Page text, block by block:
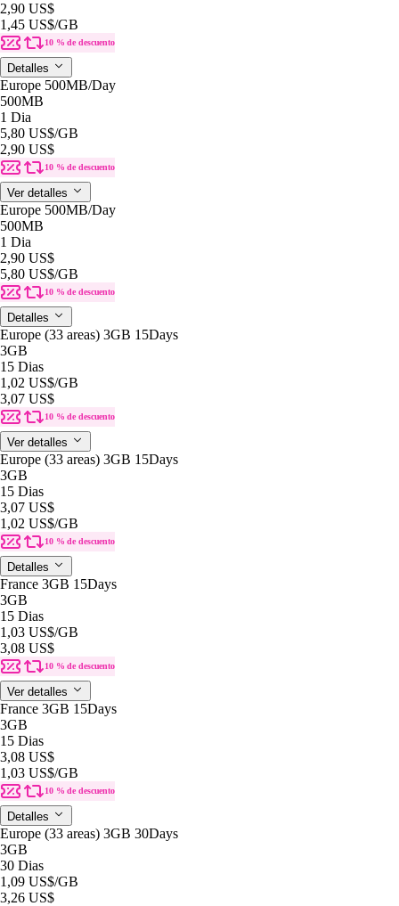
2,90 US$
1,45 US$/GB
10 % de descuento
Detalles
Europe 500MB/Day
500MB
1 Dia
5,80 US$/GB
2,90 US$
10 % de descuento
Ver detalles
Europe 500MB/Day
500MB
1 Dia
2,90 US$
5,80 US$/GB
10 % de descuento
Detalles
Europe (33 areas) 3GB 15Days
3GB
15 Dias
1,02 US$/GB
3,07 US$
10 % de descuento
Ver detalles
Europe (33 areas) 3GB 15Days
3GB
15 Dias
3,07 US$
1,02 US$/GB
10 % de descuento
Detalles
France 3GB 15Days
3GB
15 Dias
1,03 US$/GB
3,08 US$
10 % de descuento
Ver detalles
France 3GB 15Days
3GB
15 Dias
3,08 US$
1,03 US$/GB
10 % de descuento
Detalles
Europe (33 areas) 3GB 30Days
3GB
30 Dias
1,09 US$/GB
3,26 US$